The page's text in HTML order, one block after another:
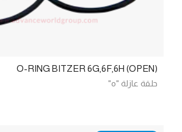
O-RING BITZER 6G,6F,6H (OPEN)
حلقة عازلة "o"